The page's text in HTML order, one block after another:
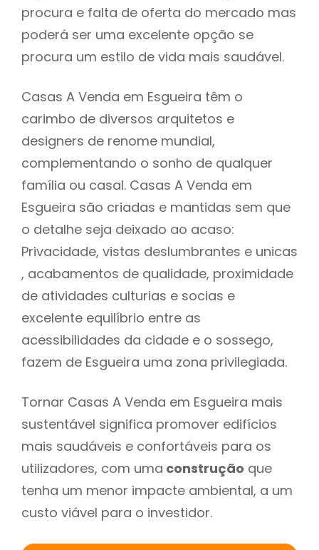
procura e falta de oferta do mercado mas
poderá ser uma excelente opção se
procura um estilo de vida mais saudável.
Casas A Venda em Esgueira têm o
carimbo de diversos arquitetos e
designers de renome mundial,
complementando o sonho de qualquer
família ou casal. Casas A Venda em
Esgueira são criadas e mantidas sem que
o detalhe seja deixado ao acaso:
Privacidade, vistas deslumbrantes e unicas
, acabamentos de qualidade, proximidade
de atividades culturias e socias e
excelente equilíbrio entre as
acessibilidades da cidade e o sossego,
fazem de Esgueira uma zona privilegiada.
Tornar Casas A Venda em Esgueira mais
sustentável significa promover edifícios
mais saudáveis e confortáveis para os
utilizadores, com uma construção que
tenha um menor impacte ambiental, a um
custo viável para o investidor.